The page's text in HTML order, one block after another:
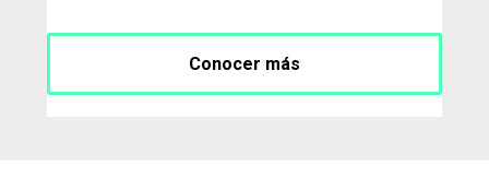
Conocer más